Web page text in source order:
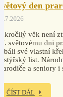
den
věk není
světovému dni
své vlastní
list.
a seniory i
ČÍST DÁL